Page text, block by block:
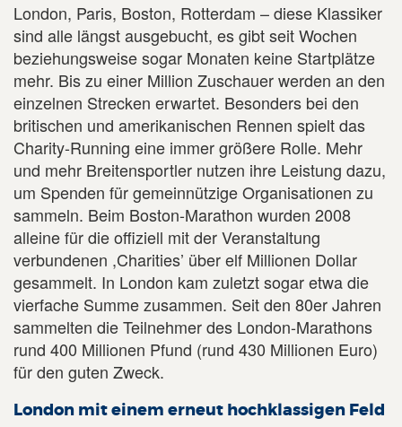
London, Paris, Boston, Rotterdam – diese Klassiker
sind alle längst ausgebucht, es gibt seit Wochen
beziehungsweise sogar Monaten keine Startplätze
mehr. Bis zu einer Million Zuschauer werden an den
einzelnen Strecken erwartet. Besonders bei den
britischen und amerikanischen Rennen spielt das
Charity-Running eine immer größere Rolle. Mehr
und mehr Breitensportler nutzen ihre Leistung dazu,
um Spenden für gemeinnützige Organisationen zu
sammeln. Beim Boston-Marathon wurden 2008
alleine für die offiziell mit der Veranstaltung
verbundenen ,Charities’ über elf Millionen Dollar
gesammelt. In London kam zuletzt sogar etwa die
vierfache Summe zusammen. Seit den 80er Jahren
sammelten die Teilnehmer des London-Marathons
rund 400 Millionen Pfund (rund 430 Millionen Euro)
für den guten Zweck.
London mit einem erneut hochklassigen Feld